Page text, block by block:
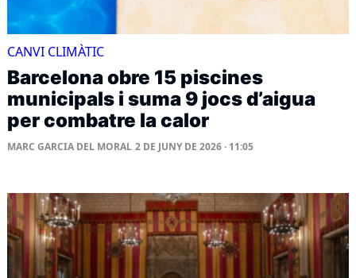
CANVI CLIMÀTIC
Barcelona obre 15 piscines
municipals i suma 9 jocs d’aigua
per combatre la calor
MARC GARCIA DEL MORAL 2 DE JUNY DE 2026 · 11:05